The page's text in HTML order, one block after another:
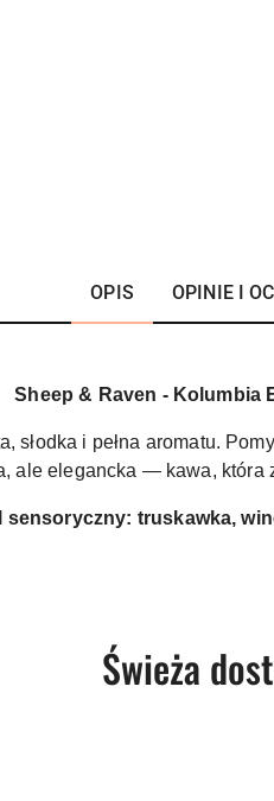
OPIS OPINIE I
Sheep & Raven - Kolumbia
słodka i pełna aromatu.
ale elegancka — kawa, która
sensoryczny: truskawka,
Produkty
Świeża